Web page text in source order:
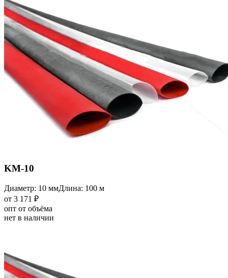
KM-10
Диаметр: 10 ммДлина: 100 м
от 3 171 ₽
опт от объёма
нет в наличии